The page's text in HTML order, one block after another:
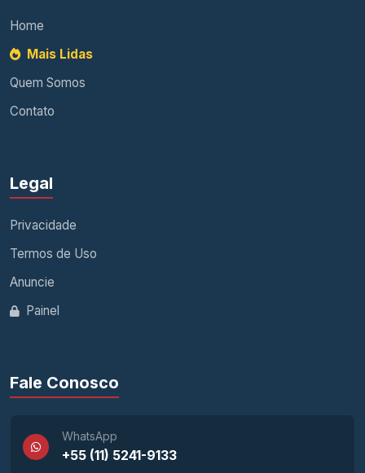
Home
Mais Lidas
Quem Somos
Contato
Legal
Privacidade
Termos de Uso
Anuncie
Painel
Fale Conosco
WhatsApp
+55 (11) 5241-9133